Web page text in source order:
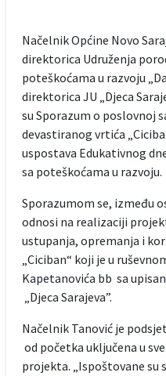
Načelnik Općine Novo
direktorica Udruženja
poteškoćama u razvoju
direktorica JU „Djeca
su Sporazum o poslovnoj
devastiranog vrtića
uspostava Edukativnog
sa poteškoćama u razvoju.
Sporazumom se, između
odnosi na realizaciji
ustupanja, opremanja i
„Ciciban“ koji je u
Kapetanovića bb sa
„Djeca Sarajeva”.
Načelnik Tanović je
od početka uključena u
projekta. „Ispoštovane su